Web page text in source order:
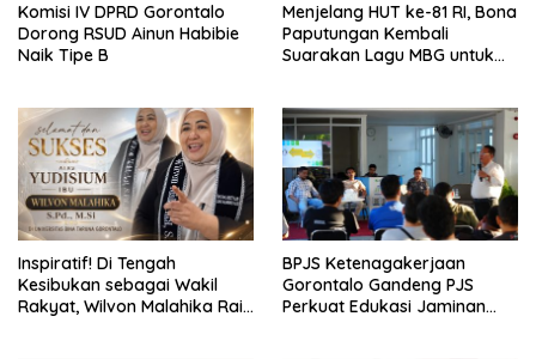
Komisi IV DPRD Gorontalo
Dorong RSUD Ainun Habibie
Naik Tipe B
Menjelang HUT ke-81 RI, Bona
Paputungan Kembali
Suarakan Lagu MBG untuk
Inspiratif! Di Tengah
Kesibukan sebagai Wakil
Rakyat, Wilvon Malahika Raih
BPJS Ketenagakerjaan
Gorontalo Gandeng PJS
Perkuat Edukasi Jaminan